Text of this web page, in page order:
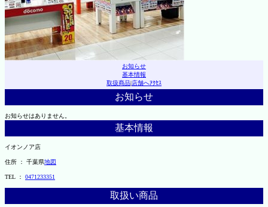
お知らせ
基本情報
取扱商品|店舗へｱｸｾｽ
お知らせ
お知らせはありません。
基本情報
イオンノア店
住所 ： 千葉県地図
TEL ： 0471233351
取扱い商品